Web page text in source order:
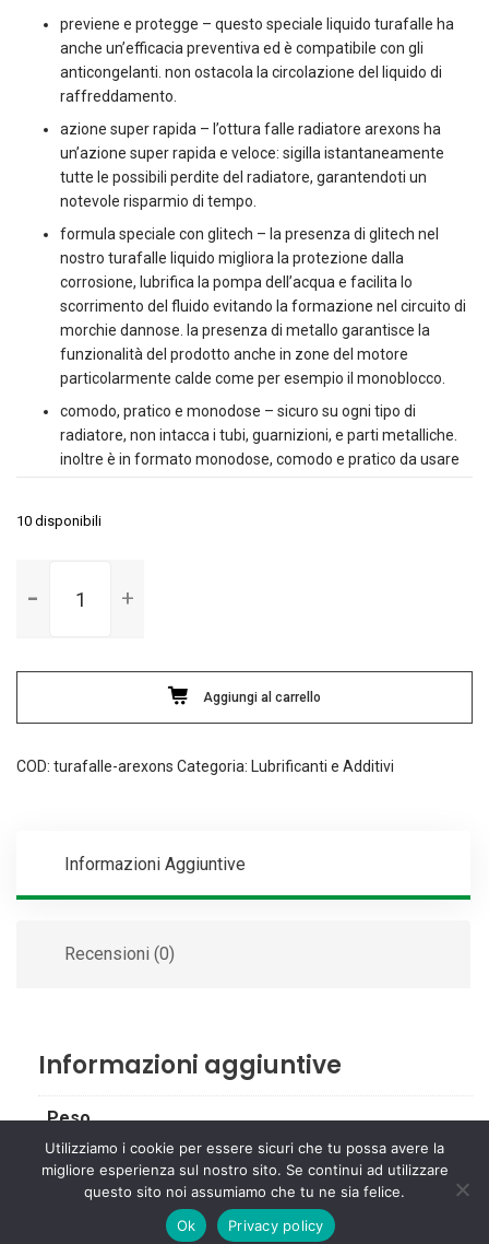
previene e protegge – questo speciale liquido turafalle ha
anche un’efficacia preventiva ed è compatibile con gli
anticongelanti. non ostacola la circolazione del liquido di
raffreddamento.
azione super rapida – l’ottura falle radiatore arexons ha
un’azione super rapida e veloce: sigilla istantaneamente
tutte le possibili perdite del radiatore, garantendoti un
notevole risparmio di tempo.
formula speciale con glitech – la presenza di glitech nel
nostro turafalle liquido migliora la protezione dalla
corrosione, lubrifica la pompa dell’acqua e facilita lo
scorrimento del fluido evitando la formazione nel circuito di
morchie dannose. la presenza di metallo garantisce la
funzionalità del prodotto anche in zone del motore
particolarmente calde come per esempio il monoblocco.
comodo, pratico e monodose – sicuro su ogni tipo di
radiatore, non intacca i tubi, guarnizioni, e parti metalliche.
inoltre è in formato monodose, comodo e pratico da usare
10 disponibili
Arexons
Aggiungi al carrello
COD: turafalle-arexons Categoria: Lubrificanti e Additivi
Informazioni Aggiuntive
Recensioni (0)
Informazioni aggiuntive
Peso
0,5 kg
Utilizziamo i cookie per essere sicuri che tu possa avere la
migliore esperienza sul nostro sito. Se continui ad utilizzare
questo sito noi assumiamo che tu ne sia felice.
Ok
Privacy policy